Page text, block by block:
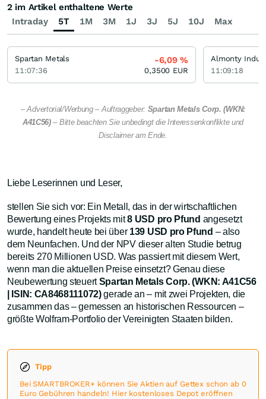
– Advertorial/Werbung – Auftraggeber: Spartan Metals Corp. (WKN:
A41C56)– Bitte beachten Sie unbedingt die Interessenkonflikte und
Disclaimer am Ende.
Liebe Leserinnen und Leser,
stellen Sie sich vor: Ein Metall, das in der wirtschaftlichen
Bewertung eines Projekts mit8 USD pro Pfund angesetzt
wurde, handelt heute bei über 139 USD pro Pfund – also
dem Neunfachen. Und der NPV dieser alten Studie betrug
bereits 270 Millionen USD. Was passiert mit diesem Wert,
wenn man die aktuellen Preise einsetzt? Genau diese
Neubewertung steuertSpartan Metals Corp. (WKN: A41C56
| ISIN: CA8468111072)gerade an – mit zwei Projekten, die
zusammen das – gemessen an historischen Ressourcen –
größte Wolfram-Portfolio der Vereinigten Staaten bilden.
Tipp
Bei SMARTBROKER+ können Sie Aktien auf Gettex schon ab 0
Euro Gebühren handeln! Hier kostenloses Depot eröffnen
Intraday 5T 1M 3M 1J 3J 5J 10J Max
2 im Artikel enthaltene Werte
Spartan Metals
11:07:36
-6,09%
0,3500 EUR
Almonty
11:09:18